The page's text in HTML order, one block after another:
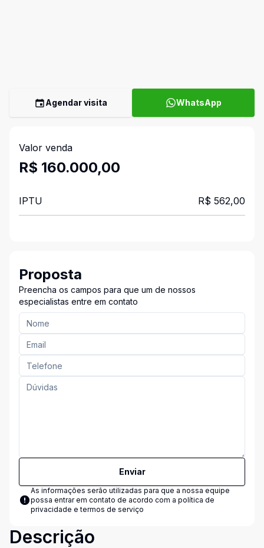
Agendar visita WhatsApp
Valor venda
R$ 160.000,00
IPTU R$ 562,00
Proposta
Preencha os campos para que um de nossos
especialistas entre em contato
Enviar
As informações serão utilizadas para que a nossa equipe
possa entrar em contato de acordo com a política de
privacidade e termos de serviço
Descrição